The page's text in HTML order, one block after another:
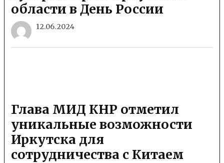
области в День России
12.06.2024
Глава МИД КНР отметил
уникальные возможности
Иркутска для
сотрудничества с Китаем